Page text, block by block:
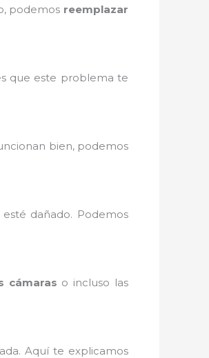
podemos reemplazar
que este problema te
bien, podemos
dañado. Podemos
cámaras o incluso las
Aquí te explicamos